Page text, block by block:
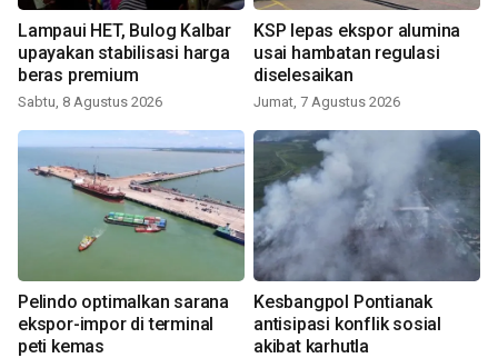
Lampaui HET, Bulog Kalbar
upayakan stabilisasi harga
beras premium
Sabtu, 8 Agustus 2026
KSP lepas ekspor alumina
usai hambatan regulasi
diselesaikan
Jumat, 7 Agustus 2026
Pelindo optimalkan sarana
ekspor-impor di terminal
peti kemas
Kesbangpol Pontianak
antisipasi konflik sosial
akibat karhutla